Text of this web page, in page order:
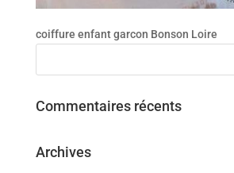
coiffure enfant garcon Bonson Loire
Commentaires récents
Archives